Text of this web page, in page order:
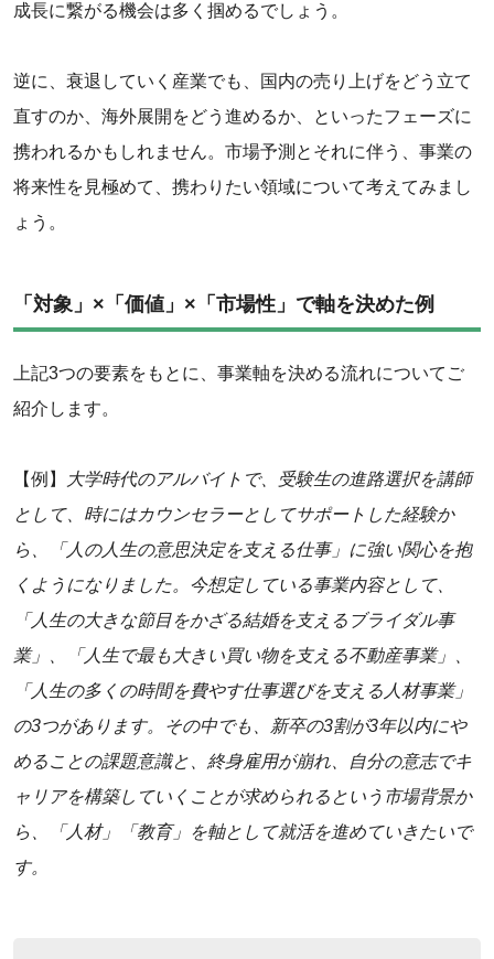
成長に繋がる機会は多く掴めるでしょう。
‌逆に、衰退していく産業でも、国内の売り上げをどう立て
直すのか、海外展開をどう進めるか、といったフェーズに
携われるかもしれません。市場予測とそれに伴う、事業の
将来性を見極めて、携わりたい領域について考えてみまし
ょう。
「対象」×「価値」×「市場性」で軸を決めた例
上記3つの要素をもとに、事業軸を決める流れについてご
紹介します。
‌【例】
大学時代のアルバイトで、受験生の進路選択を講師
として、時にはカウンセラーとしてサポートした経験か
ら、「人の人生の意思決定を支える仕事」に強い関心を抱
くようになりました。今想定している事業内容として、
「人生の大きな節目をかざる結婚を支えるブライダル事
業」、「人生で最も大きい買い物を支える不動産事業」、
「人生の多くの時間を費やす仕事選びを支える人材事業」
の3つがあります。その中でも、新卒の3割が3年以内にや
めることの課題意識と、終身雇用が崩れ、自分の意志でキ
ャリアを構築していくことが求められるという市場背景か
ら、「人材」「教育」を軸として就活を進めていきたいで
す。